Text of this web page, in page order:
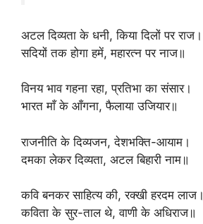
अटल दिव्यता के धनी, किया दिलों पर राज।
सदियों तक होगा हमें, महारत्न पर नाज॥
विनय भाव गहना रहा, प्रतिभा का संसार।
भारत माँ के आँगना, फैलाया उजियार॥
राजनीति के दिव्यजन, देशभक्ति-आयाम।
दमका लेकर दिव्यता, अटल बिहारी नाम॥
कवि बनकर साहित्य की, रक्खी हरदम लाज।
कविता के सुर-ताल थे, वाणी के अधिराज॥